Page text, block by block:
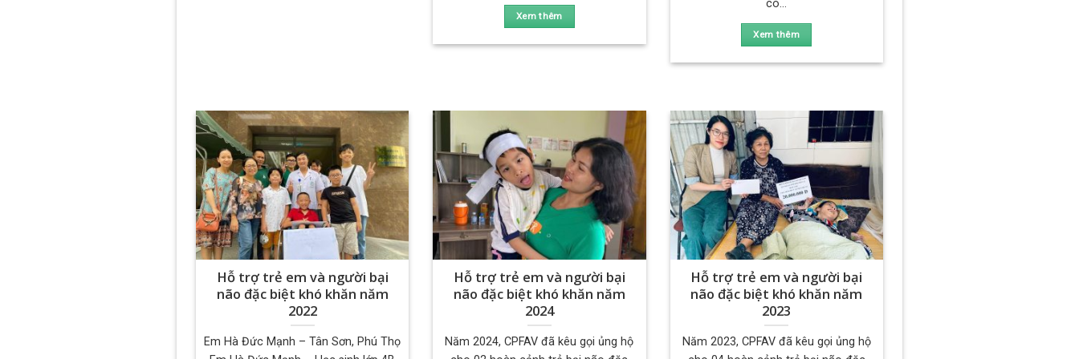
Xem thêm
có...
Xem thêm
Hỗ trợ trẻ em và người bại
não đặc biệt khó khăn năm
2022
Em Hà Đức Mạnh – Tân Sơn, Phú Thọ
Hỗ trợ trẻ em và người bại
não đặc biệt khó khăn năm
2024
Năm 2024, CPFAV đã kêu gọi ủng hộ
Hỗ trợ trẻ em và người bại
não đặc biệt khó khăn năm
2023
Năm 2023, CPFAV đã kêu gọi ủng hộ